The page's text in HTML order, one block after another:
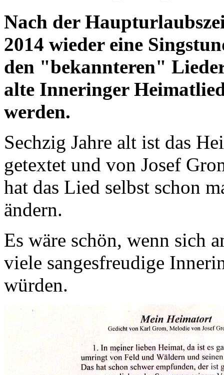
Nach der
2014 wieder eine
den "bekannteren"
alte Inneringer
werden.
Sechzig Jahre alt ist das
getextet und von Josef
hat das Lied selbst schon
ändern.
Es wäre schön, wenn sich
viele sangesfreudige
würden.